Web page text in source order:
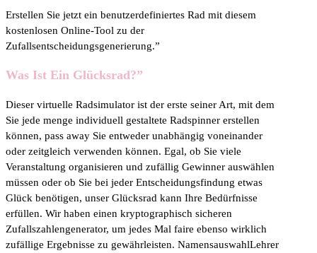
Erstellen Sie jetzt ein benutzerdefiniertes Rad mit diesem
kostenlosen Online-Tool zu der
Zufallsentscheidungsgenerierung.”
Was Ist Ein Glücksrad?”
Dieser virtuelle Radsimulator ist der erste seiner Art, mit dem
Sie jede menge individuell gestaltete Radspinner erstellen
können, pass away Sie entweder unabhängig voneinander
oder zeitgleich verwenden können. Egal, ob Sie viele
Veranstaltung organisieren und zufällig Gewinner auswählen
müssen oder ob Sie bei jeder Entscheidungsfindung etwas
Glück benötigen, unser Glücksrad kann Ihre Bedürfnisse
erfüllen. Wir haben einen kryptographisch sicheren
Zufallszahlengenerator, um jedes Mal faire ebenso wirklich
zufällige Ergebnisse zu gewährleisten. NamensauswahlLehrer